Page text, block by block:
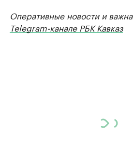
Оперативные новости и
Telegram-канале РБК Кавказ